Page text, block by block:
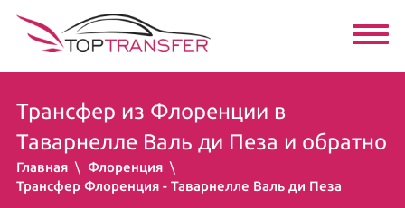
Трансфер из Флоренции в
Таварнелле Валь ди Пеза и обратно
Главная
Флоренция
Трансфер Флоренция - Таварнелле Валь ди Пеза